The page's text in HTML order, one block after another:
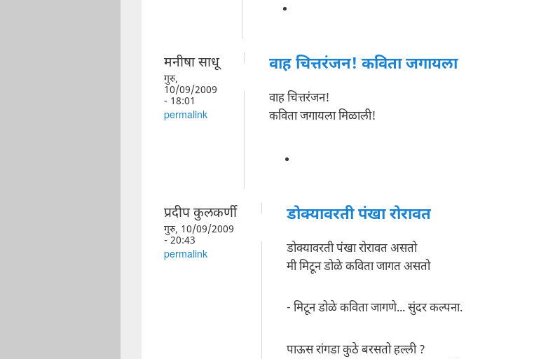
मनीषा साधू
गुरु,
10/09/2009
- 18:01
permalink
वाह चित्तरंजन! कविता जगायला
वाह चित्तरंजन!
कविता जगायला मिळाली!
प्रदीप कुलकर्णी
गुरु, 10/09/2009
- 20:43
permalink
डोक्यावरती पंखा रोरावत
डोक्यावरती पंखा रोरावत असतो
मी मिटून डोळे कविता जागत असतो
- मिटून डोळे कविता जागणे... सुंदर कल्पना.
पाऊस रांगडा कुठे बरसतो हल्ली ?